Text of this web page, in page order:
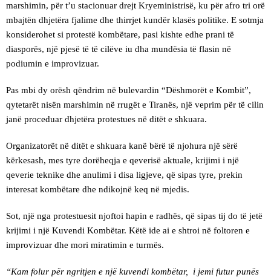
marshimin, për t’u stacionuar drejt Kryeministrisë, ku për afro tri orë
mbajtën dhjetëra fjalime dhe thirrjet kundër klasës politike. E sotmja
konsiderohet si protestë kombëtare, pasi kishte edhe prani të
diasporës, një pjesë të të cilëve iu dha mundësia të flasin në
podiumin e improvizuar.
Pas mbi dy orësh qëndrim në bulevardin “Dëshmorët e Kombit”,
qytetarët nisën marshimin në rrugët e Tiranës, një veprim për të cilin
janë proceduar dhjetëra protestues në ditët e shkuara.
Organizatorët në ditët e shkuara kanë bërë të njohura një sërë
kërkesash, mes tyre dorëheqja e qeverisë aktuale, krijimi i një
qeverie teknike dhe anulimi i disa ligjeve, që sipas tyre, prekin
interesat kombëtare dhe ndikojnë keq në mjedis.
Sot, një nga protestuesit njoftoi hapin e radhës, që sipas tij do të jetë
krijimi i një Kuvendi Kombëtar. Këtë ide ai e shtroi në foltoren e
improvizuar dhe mori miratimin e turmës.
“Kam folur për ngritjen e një kuvendi kombëtar, i jemi futur punës